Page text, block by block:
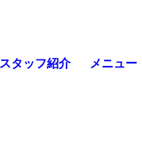
スタッフ紹介 メニュー